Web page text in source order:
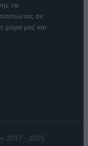
να
σε
χώρα μας και
2017 - 2025